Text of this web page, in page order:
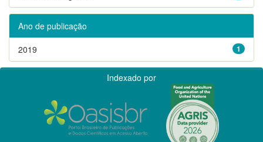
Ano de publicação
1
2019
Indexado por